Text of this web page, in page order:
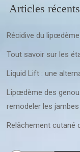
Articles récents
Récidive du
Tout savoir sur les
Liquid Lift : une
Lipœdème des
remodeler les jambes
Relâchement cutané